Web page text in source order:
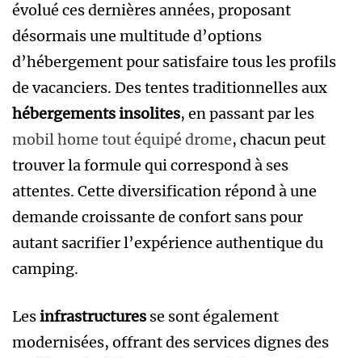
évolué ces dernières années, proposant
désormais une multitude d’options
d’hébergement pour satisfaire tous les profils
de vacanciers. Des tentes traditionnelles aux
hébergements insolites, en passant par les
mobil home tout équipé drome, chacun peut
trouver la formule qui correspond à ses
attentes. Cette diversification répond à une
demande croissante de confort sans pour
autant sacrifier l’expérience authentique du
camping.
Lesinfrastructures se sont également
modernisées, offrant des services dignes des